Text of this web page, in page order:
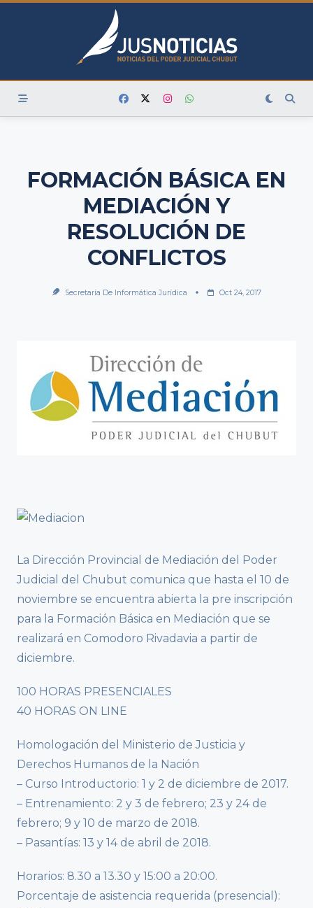
Skip
FORMACIÓN BÁSICA EN
MEDIACIÓN Y
RESOLUCIÓN DE
CONFLICTOS
Secretaría De Informática Jurídica Oct 24, 2017
La Dirección Provincial de Mediación del Poder
Judicial del Chubut comunica que hasta el 10 de
noviembre se encuentra abierta la pre inscripción
para la Formación Básica en Mediación que se
realizará en Comodoro Rivadavia a partir de
diciembre.
100 HORAS PRESENCIALES
40 HORAS ON LINE
Homologación del Ministerio de Justicia y
Derechos Humanos de la Nación
– Curso Introductorio: 1 y 2 de diciembre de 2017.
– Entrenamiento: 2 y 3 de febrero; 23 y 24 de
febrero; 9 y 10 de marzo de 2018.
– Pasantías: 13 y 14 de abril de 2018.
Horarios: 8.30 a 13.30 y 15:00 a 20:00.
Porcentaje de asistencia requerida (presencial):